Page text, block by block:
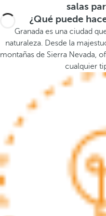
s
r
a
n
a
e
m
e
salas
¿Qué puede
Granada es una ciudad
naturaleza. Desde la
montañas de Sierra Nevada,
cualquier